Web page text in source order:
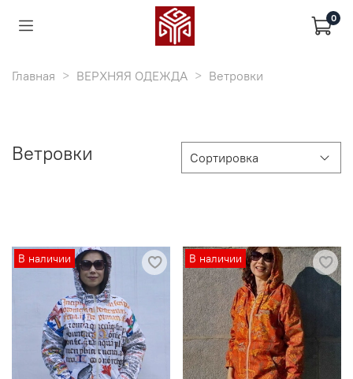
0
Главная ВЕРХНЯЯ ОДЕЖДА Ветровки
Ветровки
В наличии В наличии